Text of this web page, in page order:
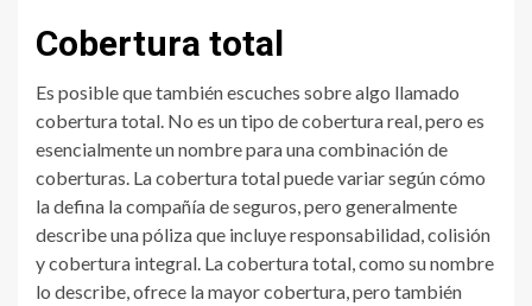
Cobertura total
Es posible que también escuches sobre algo llamado
cobertura total. No es un tipo de cobertura real, pero es
esencialmente un nombre para una combinación de
coberturas. La cobertura total puede variar según cómo
la defina la compañía de seguros, pero generalmente
describe una póliza que incluye responsabilidad, colisión
y cobertura integral. La cobertura total, como su nombre
lo describe, ofrece la mayor cobertura, pero también